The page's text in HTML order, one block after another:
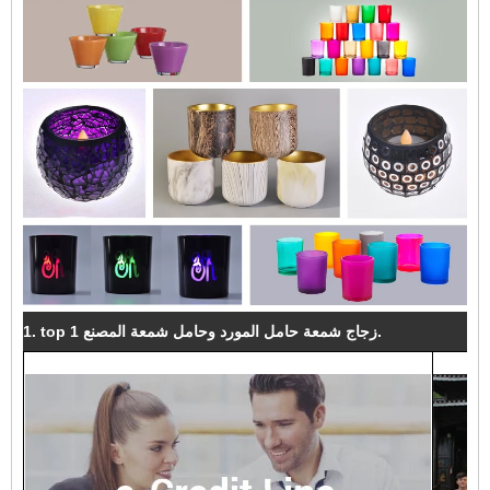
1. top 1 زجاج شمعة حامل المورد وحامل شمعة المصنع.